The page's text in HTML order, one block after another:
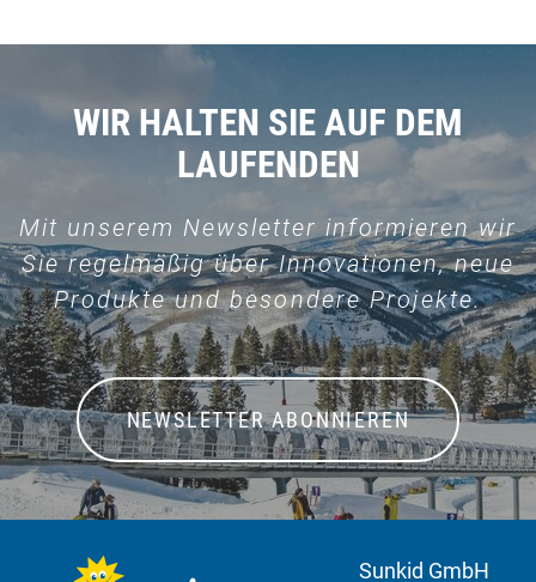
WIR HALTEN SIE AUF DEM
LAUFENDEN
Mit unserem Newsletter informieren wir
Sie regelmäßig über Innovationen, neue
Produkte und besondere Projekte.
NEWSLETTER ABONNIEREN
Sunkid GmbH